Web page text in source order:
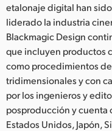
etalonaje digital han
liderado la industria
Blackmagic Design
que incluyen productos
como procedimientos
tridimensionales y con
por los ingenieros y
posproducción y cuenta
Estados Unidos, Japón,